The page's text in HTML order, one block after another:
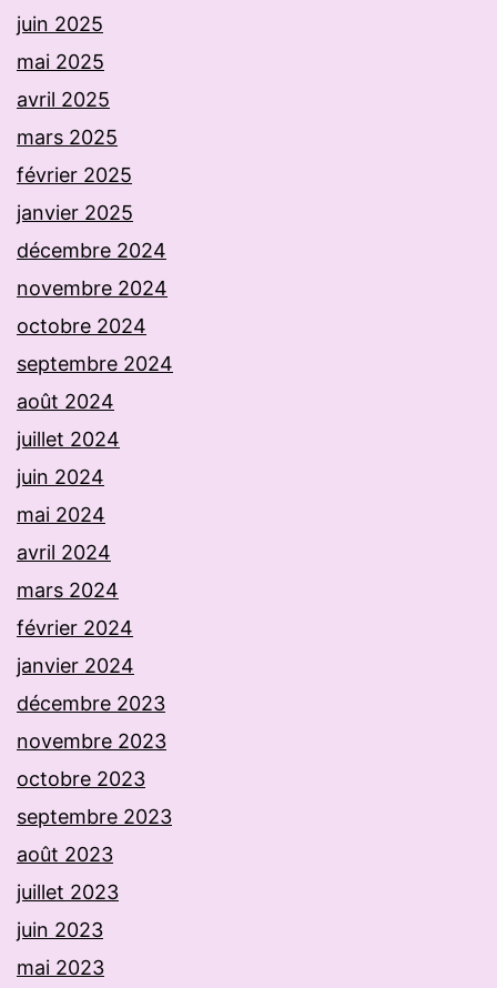
juin 2025
mai 2025
avril 2025
mars 2025
février 2025
janvier 2025
décembre 2024
novembre 2024
octobre 2024
septembre 2024
août 2024
juillet 2024
juin 2024
mai 2024
avril 2024
mars 2024
février 2024
janvier 2024
décembre 2023
novembre 2023
octobre 2023
septembre 2023
août 2023
juillet 2023
juin 2023
mai 2023